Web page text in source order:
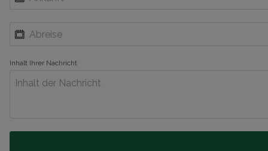
Inhalt Ihrer Nachricht